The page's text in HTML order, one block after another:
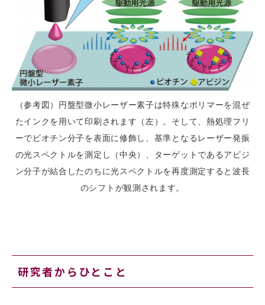
（参考図）円盤型微小レーザー素子は特殊なポリマーを混ぜ
たインクを用いて印刷されます（左）。そして、熱処理フリ
ーでビオチン分子を表面に修飾し、基準となるレーザー発振
の光スペクトルを測定し（中央）、ターゲットであるアビジ
ン分子が結合したのちに光スペクトルを再度測定すると波長
のシフトが観測されます。
研究者からひとこと